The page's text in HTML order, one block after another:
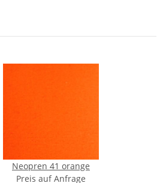
Neopren 41 orange
Preis auf Anfrage